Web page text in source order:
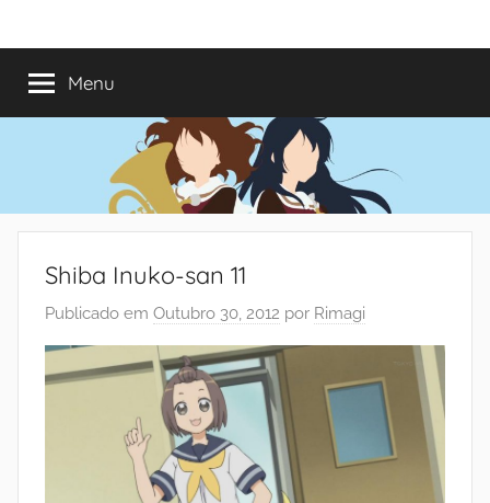
paraMundo
do
Shoujo
anos
a
romances
Menu
Shiba Inuko-san 11
Publicado em Outubro 30, 2012 por Rimagi